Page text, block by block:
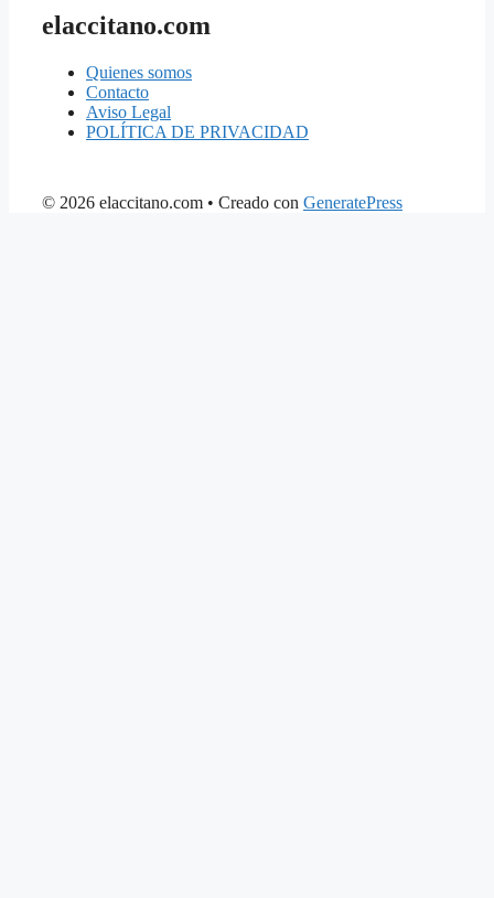
elaccitano.com
Quienes somos
Contacto
Aviso Legal
POLÍTICA DE PRIVACIDAD
© 2026 elaccitano.com • Creado con GeneratePress